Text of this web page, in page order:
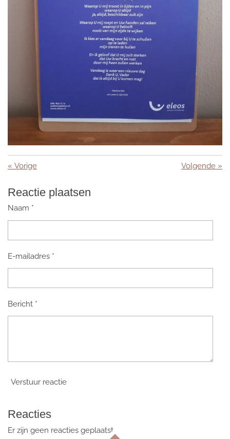
« Vorige Volgende »
Reactie plaatsen
Naam *
E-mailadres *
Bericht *
Verstuur reactie
Reacties
Er zijn geen reacties geplaatst.